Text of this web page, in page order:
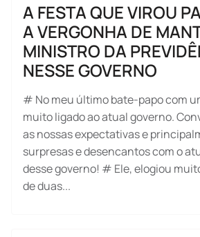
A FESTA QUE VIROU
A VERGONHA DE
MINISTRO DA
NESSE GOVERNO
# No meu último bate-papo com
muito ligado ao atual governo.
as nossas expectativas e
surpresas e desencantos com o
desse governo! # Ele, elogiou
de duas...